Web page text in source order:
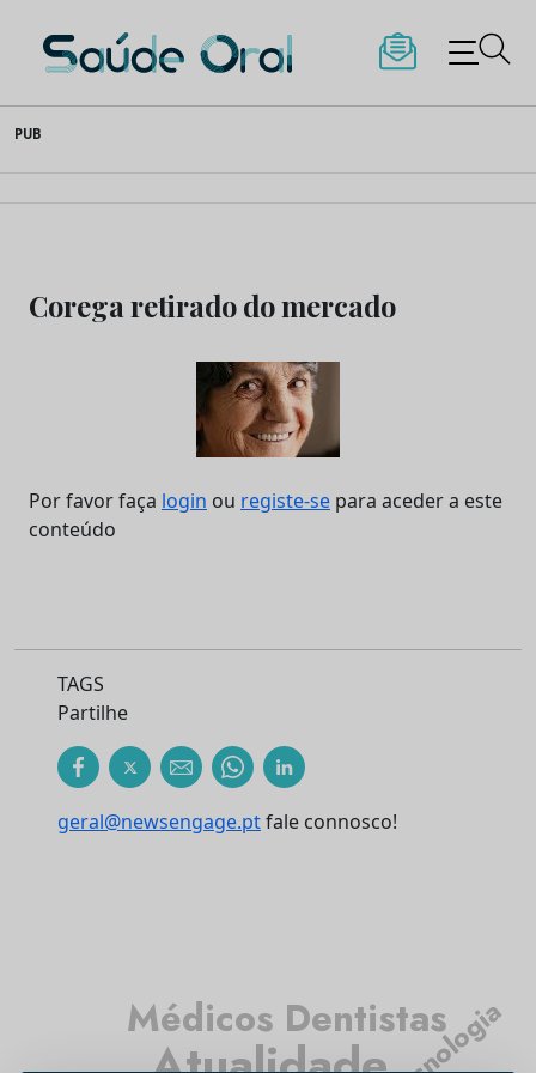
to
content
Saúde Oral
PUB
Corega retirado do mercado
Por favor faça login ou registe-se para aceder a este
conteúdo
TAGS
Partilhe
geral@newsengage.ptfale connosco!
Médicos Dentistas